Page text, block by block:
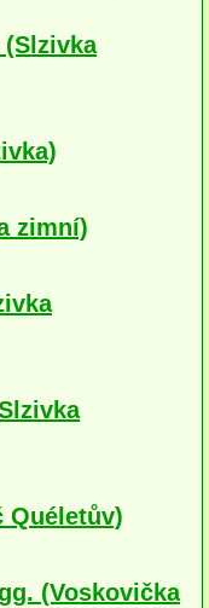
zimní)
Quéletův)
(Voskovička